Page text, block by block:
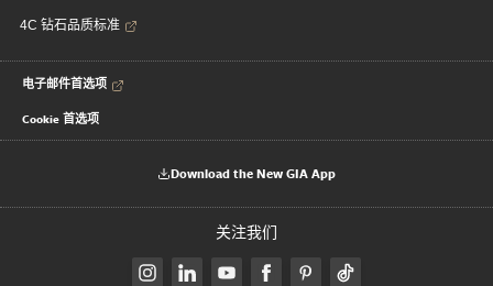
4C 钻石品质标准
电子邮件首选项
Cookie 首选项
Download the New GIA App
关注我们